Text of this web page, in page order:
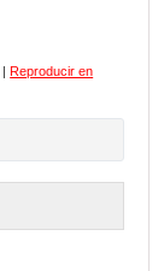
|Reproducir en